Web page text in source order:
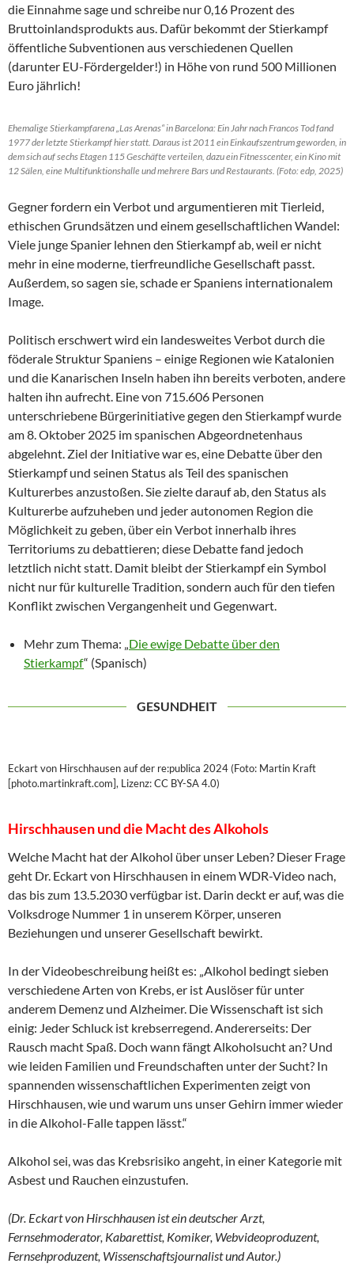
die Einnahme sage und schreibe nur 0,16 Prozent des
Bruttoinlandsprodukts aus. Dafür bekommt der Stierkampf
öffentliche Subventionen aus verschiedenen Quellen
(darunter EU-Fördergelder!) in Höhe von rund 500 Millionen
Euro jährlich!
Ehemalige Stierkampfarena „Las Arenas“ in Barcelona: Ein Jahr nach Francos Tod fand
1977 der letzte Stierkampf hier statt. Daraus ist 2011 ein Einkaufszentrum geworden, in
dem sich auf sechs Etagen 115 Geschäfte verteilen, dazu ein Fitnesscenter, ein Kino mit
12 Sälen, eine Multifunktionshalle und mehrere Bars und Restaurants. (Foto: edp, 2025)
Gegner fordern ein Verbot und argumentieren mit Tierleid,
ethischen Grundsätzen und einem gesellschaftlichen Wandel:
Viele junge Spanier lehnen den Stierkampf ab, weil er nicht
mehr in eine moderne, tierfreundliche Gesellschaft passt.
Außerdem, so sagen sie, schade er Spaniens internationalem
Image.
Politisch erschwert wird ein landesweites Verbot durch die
föderale Struktur Spaniens – einige Regionen wie Katalonien
und die Kanarischen Inseln haben ihn bereits verboten, andere
halten ihn aufrecht. Eine von 715.606 Personen
unterschriebene Bürgerinitiative gegen den Stierkampf wurde
am 8. Oktober 2025 im spanischen Abgeordnetenhaus
abgelehnt. Ziel der Initiative war es, eine Debatte über den
Stierkampf und seinen Status als Teil des spanischen
Kulturerbes anzustoßen. Sie zielte darauf ab, den Status als
Kulturerbe aufzuheben und jeder autonomen Region die
Möglichkeit zu geben, über ein Verbot innerhalb ihres
Territoriums zu debattieren; diese Debatte fand jedoch
letztlich nicht statt. Damit bleibt der Stierkampf ein Symbol
nicht nur für kulturelle Tradition, sondern auch für den tiefen
Konflikt zwischen Vergangenheit und Gegenwart.
Mehr zum Thema: „ Die ewige Debatte über den
Stierkampf“ (Spanisch)
GESUNDHEIT
Eckart von Hirschhausen auf der re:publica 2024 (Foto: Martin Kraft
[photo.martinkraft.com], Lizenz: CC BY-SA 4.0)
Hirschhausen und die Macht des Alkohols
Welche Macht hat der Alkohol über unser Leben? Dieser Frage
geht Dr. Eckart von Hirschhausen in einem WDR-Video nach,
das bis zum 13.5.2030 verfügbar ist. Darin deckt er auf, was die
Volksdroge Nummer 1 in unserem Körper, unseren
Beziehungen und unserer Gesellschaft bewirkt.
In der Videobeschreibung heißt es: „Alkohol bedingt sieben
verschiedene Arten von Krebs, er ist Auslöser für unter
anderem Demenz und Alzheimer. Die Wissenschaft ist sich
einig: Jeder Schluck ist krebserregend. Andererseits: Der
Rausch macht Spaß. Doch wann fängt Alkoholsucht an? Und
wie leiden Familien und Freundschaften unter der Sucht? In
spannenden wissenschaftlichen Experimenten zeigt von
Hirschhausen, wie und warum uns unser Gehirn immer wieder
in die Alkohol-Falle tappen lässt.“
Alkohol sei, was das Krebsrisiko angeht, in einer Kategorie mit
Asbest und Rauchen einzustufen.
(Dr. Eckart von Hirschhausen ist ein deutscher Arzt,
Fernsehmoderator, Kabarettist, Komiker, Webvideoproduzent,
Fernsehproduzent, Wissenschaftsjournalist und Autor.)